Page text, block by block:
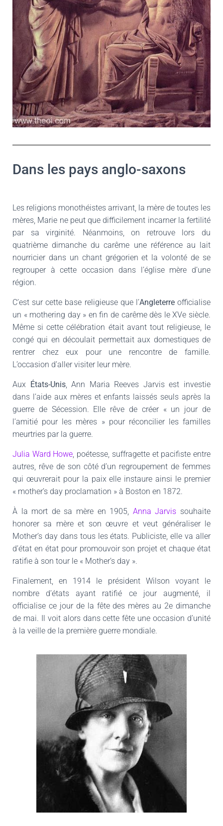
Dans les pays anglo-saxons
Les religions monothéistes arrivant, la mère de toutes les
mères, Marie ne peut que difficilement incarner la fertilité
par sa virginité. Néanmoins, on retrouve lors du
quatrième dimanche du carême une référence au lait
nourricier dans un chant grégorien et la volonté de se
regrouper à cette occasion dans l’église mère d’une
région.
C’est sur cette base religieuse que l’Angleterreofficialise
un « mothering day » en fin de carême dès le XVe siècle.
Même si cette célébration était avant tout religieuse, le
congé qui en découlait permettait aux domestiques de
rentrer chez eux pour une rencontre de famille.
L’occasion d’aller visiter leur mère.
Aux États-Unis, Ann Maria Reeves Jarvis est investie
dans l’aide aux mères et enfants laissés seuls après la
guerre de Sécession. Elle rêve de créer « un jour de
l’amitié pour les mères » pour réconcilier les familles
meurtries par la guerre.
Julia Ward Howe, poétesse, suffragette et pacifiste entre
autres, rêve de son côté d’un regroupement de femmes
qui œuvrerait pour la paix elle instaure ainsi le premier
« mother’s day proclamation » à Boston en 1872.
À la mort de sa mère en 1905, Anna Jarvis souhaite
honorer sa mère et son œuvre et veut généraliser le
Mother’s day dans tous les états. Publiciste, elle va aller
d’état en état pour promouvoir son projet et chaque état
ratifie à son tour le « Mother’s day ».
Finalement, en 1914 le président Wilson voyant le
nombre d’états ayant ratifié ce jour augmenté, il
officialise ce jour de la fête des mères au 2e dimanche
de mai. Il voit alors dans cette fête une occasion d’unité
à la veille de la première guerre mondiale.